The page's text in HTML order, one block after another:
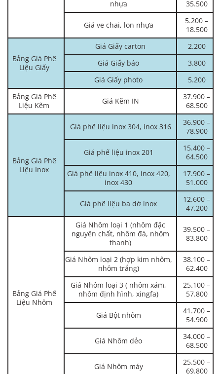
nhựa
35.500
Giá ve chai, lon nhựa
5.200 –
18.500
Bảng Giá Phế
Liệu Giấy
Giá Giấy carton
2.200
Giá Giấy báo
3.800
Giá Giấy photo
5.200
Bảng Giá Phế
Liệu Kẽm
Giá Kẽm IN
37.900 –
68.500
Bảng Giá Phế
Liệu Inox
Giá phế liệu inox 304, inox 316
36.900 –
78.900
Giá phế liệu inox 201
15.400 –
64.500
Giá phế liệu inox 410, inox 420,
inox 430
17.900 –
51.000
Giá phế liệu ba dớ inox
12.600 –
47.200
Bảng Giá Phế
Liệu Nhôm
Giá Nhôm loại 1 (nhôm đặc
nguyên chất, nhôm đà, nhôm
thanh)
39.500 –
83.800
Giá Nhôm loại 2 (hợp kim nhôm,
nhôm trắng)
38.100 –
62.400
Giá Nhôm loại 3 ( nhôm xám,
nhôm định hình, xingfa)
25.100 –
57.800
Giá Bột nhôm
41.700 –
54.900
Giá Nhôm dẻo
34.000 –
68.500
Giá Nhôm máy
25.500 –
69.800